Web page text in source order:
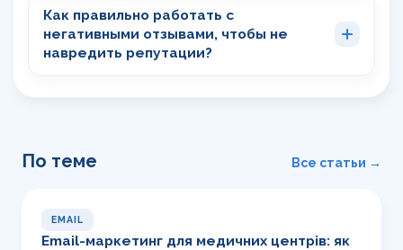
Как правильно работать с
негативными отзывами, чтобы не
навредить репутации?
По теме Все статьи →
EMAIL
Email-маркетинг для медичних центрів: як